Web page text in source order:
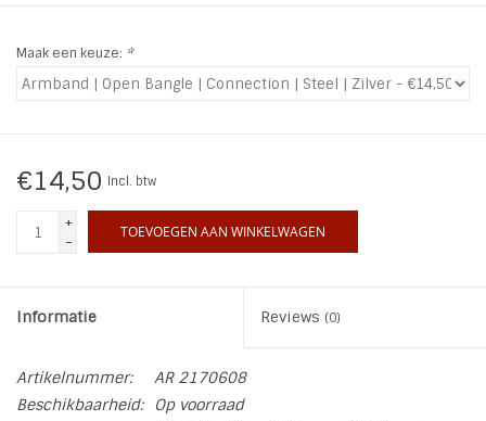
Maak een keuze: *
€14,50 Incl. btw
+
-
TOEVOEGEN AAN WINKELWAGEN
Informatie Reviews (0)
Artikelnummer:
AR 2170608
Beschikbaarheid:
Op voorraad